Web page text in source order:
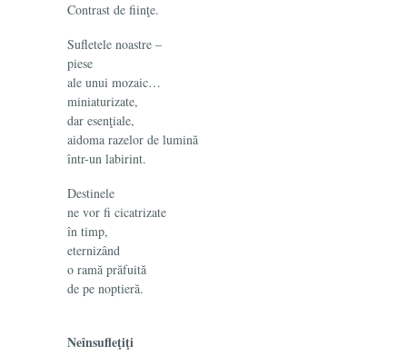
Contrast de fiinţe.
Sufletele noastre –
piese
ale unui mozaic…
miniaturizate,
dar esenţiale,
aidoma razelor de lumină
într-un labirint.
Destinele
ne vor fi cicatrizate
în timp,
eternizând
o ramă prăfuită
de pe noptieră.
Neînsufleţiţi